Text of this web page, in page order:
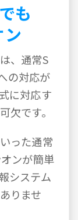
も
ン
、通常S
の対応が
に対応す
欠です。
った通常
ンが簡単
システム
りませ